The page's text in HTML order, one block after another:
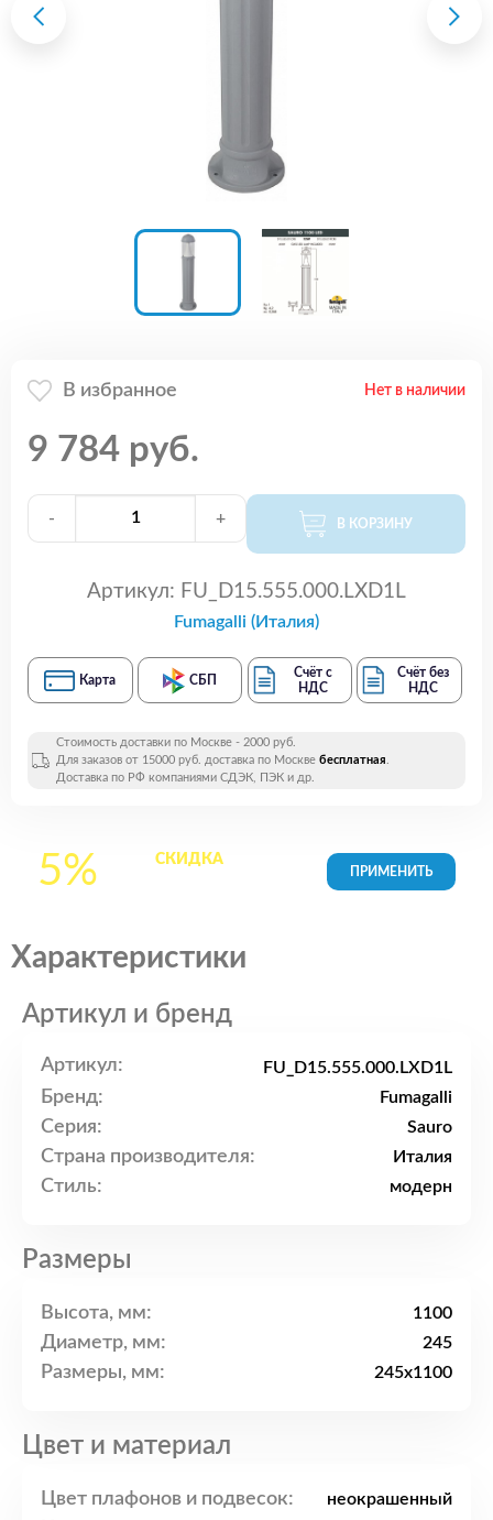
В избранное Нет в наличии
9 784 руб.
- + В КОРЗИНУ
Артикул: FU_D15.555.000.LXD1L
Fumagalli (Италия)
Карта СБП
Счёт с
НДС
Счёт без
НДС
Стоимость доставки по Москве - 2000 руб.
Для заказов от 15000 руб. доставка по Москве бесплатная.
Доставка по РФ компаниями СДЭК, ПЭК и др.
5% СКИДКАна все
Характеристики
Артикул и бренд
Артикул: FU_D15.555.000.LXD1L
Бренд: Fumagalli
Серия: Sauro
Страна производителя: Италия
Стиль: модерн
Размеры
Высота, мм: 1100
Диаметр, мм: 245
Размеры, мм: 245x1100
Цвет и материал
Цвет плафонов и подвесок: неокрашенный